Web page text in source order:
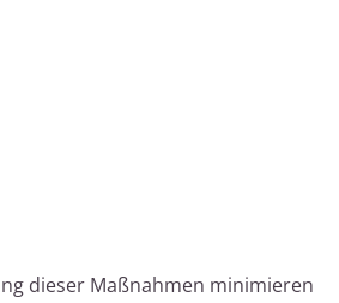
dieser Maßnahmen minimieren